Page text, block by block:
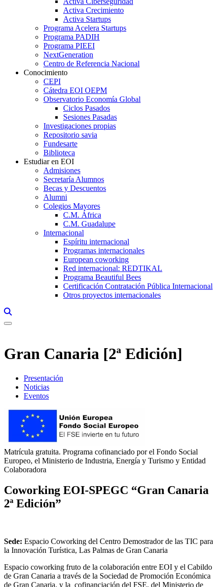
Activa Crecimiento
Activa Startups
Programa Acelera Startups
Programa PADIH
Programa PIEEI
NextGeneration
Centro de Referencia Nacional
Conocimiento
CEPI
Cátedra EOI OEPM
Observatorio Economía Global
Ciclos Pasados
Sesiones Pasadas
Investigaciones propias
Repositorio savia
Fundesarte
Biblioteca
Estudiar en EOI
Admisiones
Secretaría Alumnos
Becas y Descuentos
Alumni
Colegios Mayores
C.M. África
C.M. Guadalupe
Internacional
Espíritu internacional
Programas internacionales
European coworking
Red internacional: REDTIKAL
Programa Beautiful Bees
Certificación Contratación Pública Internacional
Otros proyectos internacionales
Gran Canaria [2ª Edición]
Presentación
Noticias
Eventos
Matrícula gratuita. Programa cofinanciado por el Fondo Social
Europeo, el Ministerio de Industria, Energía y Turismo y Entidad
Colaboradora
Coworking EOI-SPEGC “Gran Canaria
2ª Edición”
Sede: Espacio Coworking del Centro Demostrador de las TIC para
la Innovación Turística, Las Palmas de Gran Canaria
Espacio coworking fruto de la colaboración entre EOI y el Cabildo
de Gran Canaria a través de la Sociedad de Promoción Económica
de Gran Canaria, y la cofinanciación del FSE, del Ministerio de